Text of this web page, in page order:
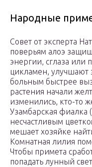
Народные
Совет от эксперта
поверьям алоэ
энергии, сглаза или
цикламен, улучшают
больным быстрее
растения начали
изменились, кто-то
Узамбарская фиалка
несчастливым
мешает хозяйке
Комнатная лилия
Чтобы примета
попадать лунный